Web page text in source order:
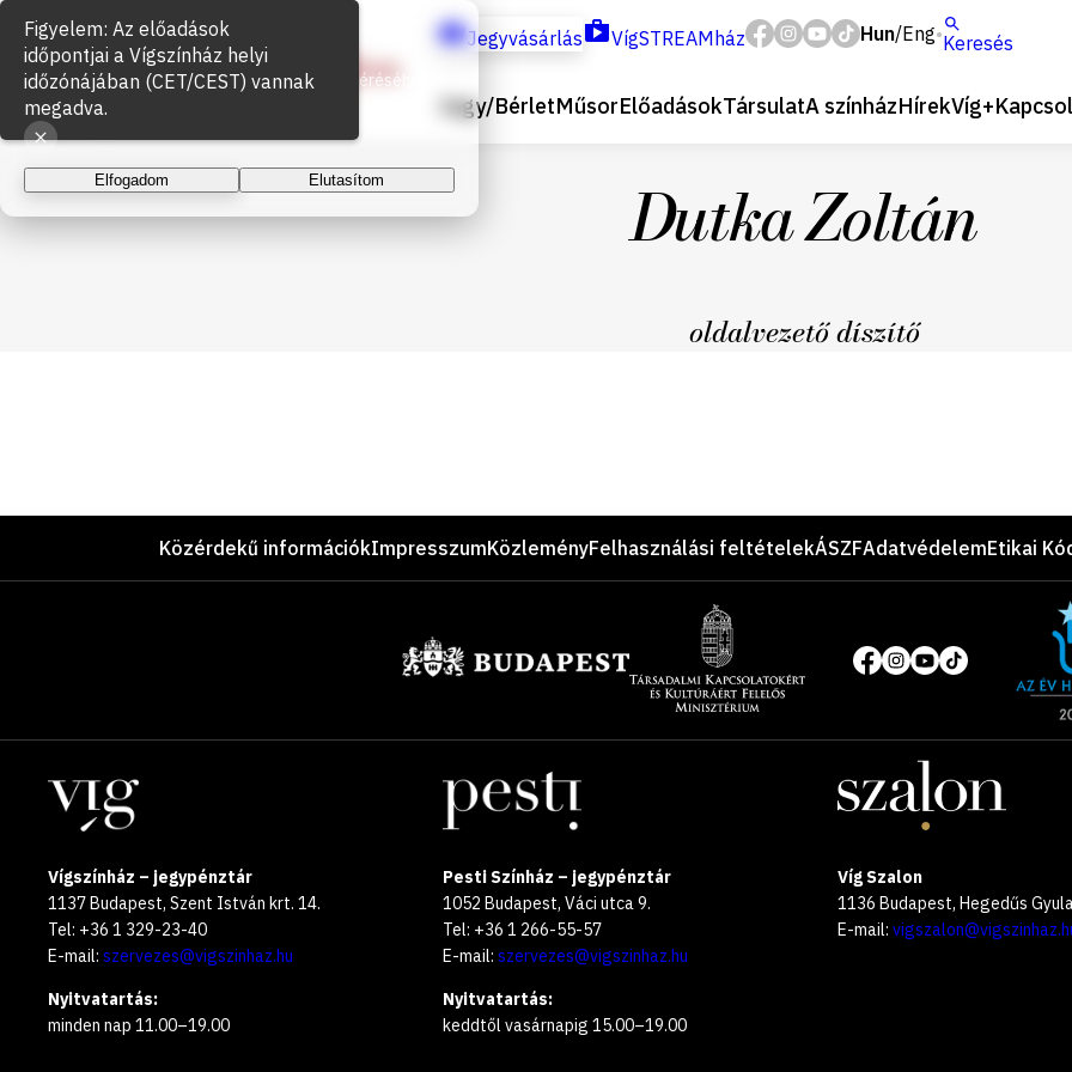
Jegyvásárlás VígSTREAMház Hun/Eng Keresés
Jegy/BérletMűsorElőadásokTársulatA színházHírekVíg+
Dutka Zoltán
oldalvezető díszítő
Közérdekű információkImpresszumKözleményFelhasználási feltételekÁSZFAdatvédelemEtikai
Közösségi
média
the
Helyszínek
Vígszínház – jegypénztár
1137 Budapest, Szent István krt. 14.
Tel: +36 1 329-23-40
E-mail: szervezes@vigszinhaz.hu
Nyitvatartás:
minden nap 11.00–19.00
Pesti Színház – jegypénztár
1052 Budapest, Váci utca 9.
Tel: +36 1 266-55-57
E-mail: szervezes@vigszinhaz.hu
Nyitvatartás:
keddtől vasárnapig 15.00–19.00
Víg Szalon
1136 Budapest, Hegedűs
E-mail:
Figyelem: Az előadások
időpontjai a Vígszínház helyi
időzónájában (CET/CEST) vannak
megadva.
Sütik használata
Az oldal működéséhez és a látogatottság méréséhez
sütiket használunk. A folytatással elfogadja a sütik
használatát.
Elfogadom Elutasítom